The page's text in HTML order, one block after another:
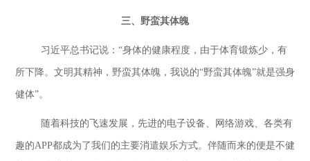
三、野蛮其体魄
习近平总书记说： “身体的健康程度，由于体育锻炼少，有
所下降。文明其精神，野蛮其体魄，我说的“野蛮其体魄”就是强身
健体”。
随着科技的飞速发展，先进的电子设备、网络游戏、各类有
趣的APP都成为了我们的主要消遣娱 乐方式。伴随而来的便是不健